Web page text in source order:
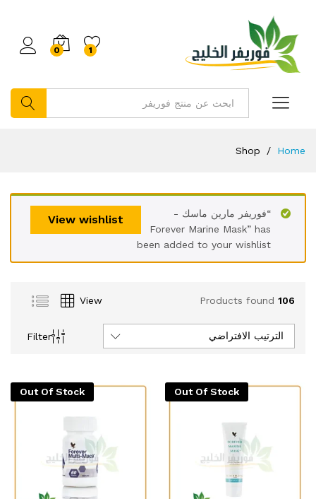
1
0
Home
/
Shop
View wishlist
“فوريفر مارين ماسك -
Forever Marine Mask” has
been added to your wishlist
106
Products found
View
Filter الترتيب الافتراضي
Out Of Stock
Out Of Stock